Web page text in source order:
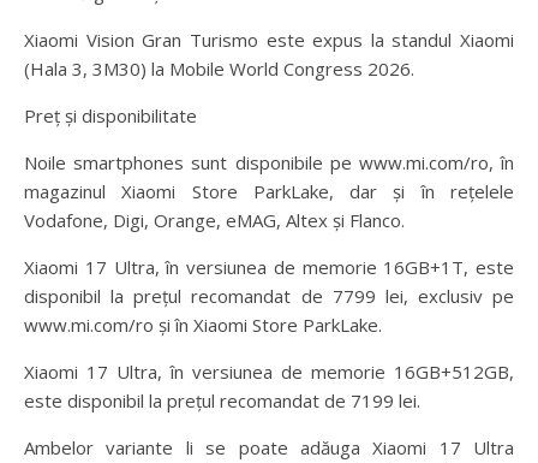
Xiaomi Vision Gran Turismo este expus la standul Xiaomi
(Hala 3, 3M30) la Mobile World Congress 2026.
Preț și disponibilitate
Noile smartphones sunt disponibile pe www.mi.com/ro, în
magazinul Xiaomi Store ParkLake, dar și în rețelele
Vodafone, Digi, Orange, eMAG, Altex și Flanco.
Xiaomi 17 Ultra, în versiunea de memorie 16GB+1T, este
disponibil la prețul recomandat de 7799 lei, exclusiv pe
www.mi.com/ro și în Xiaomi Store ParkLake.
Xiaomi 17 Ultra, în versiunea de memorie 16GB+512GB,
este disponibil la prețul recomandat de 7199 lei.
Ambelor variante li se poate adăuga Xiaomi 17 Ultra